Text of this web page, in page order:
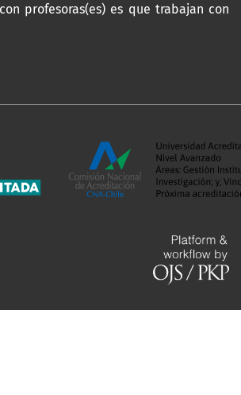
profesoras(es) es que trabajan con